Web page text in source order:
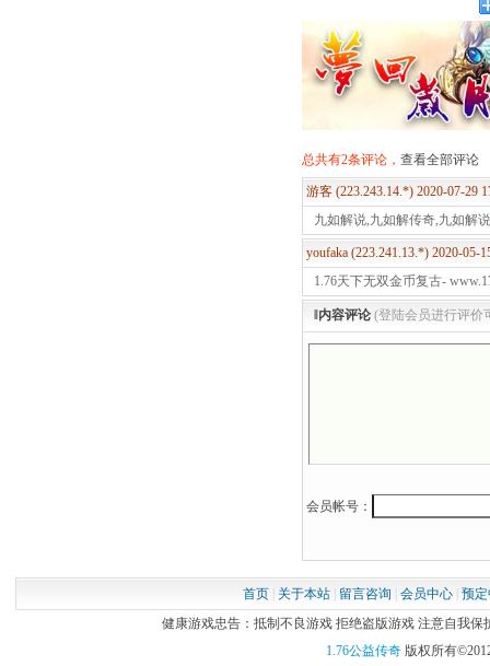
总共有2条评论， 查看全部评论
游客 (223.243.14.*) 2020-07-29
九如解说,九如解传奇,九如解
youfaka (223.241.13.*) 2020-05-
1.76天下无双金币复古-
‖内容评论 (登陆会员进行评价
会员帐号：
首页| 关于本站| 留言咨询 会员中心| 预
健康游戏忠告：抵制不良游戏 拒绝盗版游戏 注意自我保
1.76公益传奇版权所有